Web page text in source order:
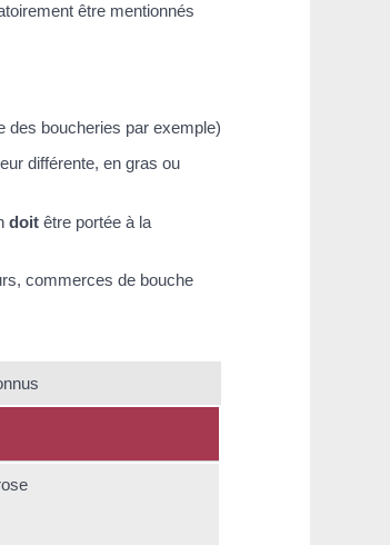
être mentionnés
des boucheries par exemple)
différente, en gras ou
doit être portée à la
commerces de bouche